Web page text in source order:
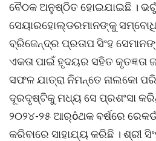
ବୈଠକ ଅନୁଷ୍ଠିତ ହୋଇଯାଇଛି ।
ସେୟାରହୋଲ୍ଡରମାନଙ୍କୁ
ବ୍ରିଜେନ୍ଦ୍ର ପ୍ରତାପ ସିଂହ
ଏକତା ପାଇଁ ହୃଦୟର ସହିତ କୃତଜ୍ଞତା
ସଫଳ ଯାତ୍ରା ନିମନ୍ତେ ନାଲକୋ
ଦୂରଦୃଷ୍ଟିକୁ ମଧ୍ୟ ସେ ପ୍ରଶଂସା
୨୦୨୪-୨୫ ଆର୍ôଥକ ବର୍ଷରେ
କରିବାରେ ସାହାଯ୍ୟ କରିଛି । ଶ୍ରୀ